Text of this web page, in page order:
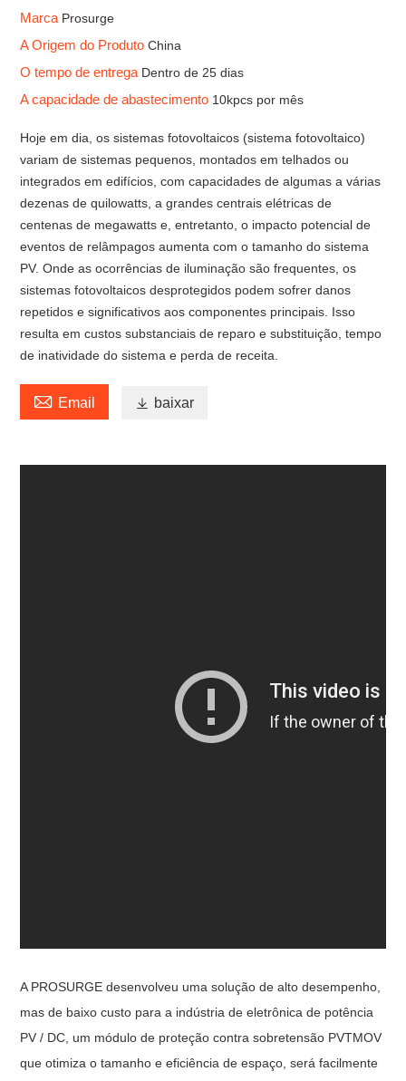
Marca Prosurge
A Origem do ProdutoChina
O tempo de entrega Dentro de 25 dias
A capacidade de abastecimento 10kpcs por mês
Hoje em dia, os sistemas fotovoltaicos (sistema fotovoltaico)
variam de sistemas pequenos, montados em telhados ou
integrados em edifícios, com capacidades de algumas a várias
dezenas de quilowatts, a grandes centrais elétricas de
centenas de megawatts e, entretanto, o impacto potencial de
eventos de relâmpagos aumenta com o tamanho do sistema
PV. Onde as ocorrências de iluminação são frequentes, os
sistemas fotovoltaicos desprotegidos podem sofrer danos
repetidos e significativos aos componentes principais. Isso
resulta em custos substanciais de reparo e substituição, tempo
de inatividade do sistema e perda de receita.
 Email  baixar
A PROSURGE desenvolveu uma solução de alto desempenho,
mas de baixo custo para a indústria de eletrônica de potência
PV / DC, um módulo de proteção contra sobretensão PVTMOV
que otimiza o tamanho e eficiência de espaço, será facilmente